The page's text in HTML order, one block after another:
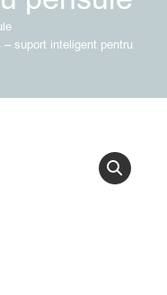
suport inteligent pentru